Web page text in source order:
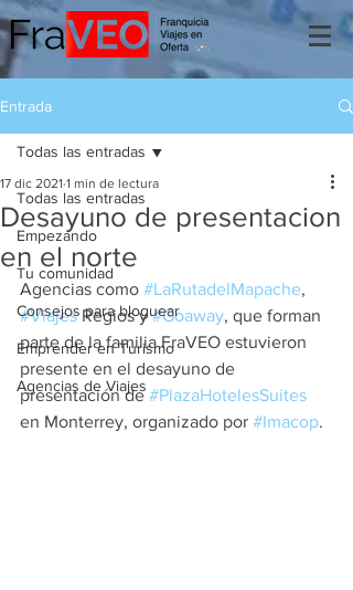
Entrada
Todas las entradas
Empezando
Tu comunidad
Consejos para bloguear
Emprender en Turismo
Agencias de Viajes
Todas las entradas
Desayuno de presentacion
en el norte
17 dic 2021 1 min de lectura
Agencias como #LaRutadelMapache,
#Viajes Regios y #Goaway, que forman
parte de la familia FraVEO estuvieron
presente en el desayuno de
presentación de #PlazaHotelesSuites
en Monterrey, organizado por #Imacop.